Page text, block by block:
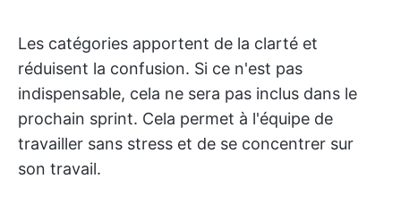
Les catégories apportent de la clarté et
réduisent la confusion. Si ce n'est pas
indispensable, cela ne sera pas inclus dans le
prochain sprint. Cela permet à l'équipe de
travailler sans stress et de se concentrer sur
son travail.